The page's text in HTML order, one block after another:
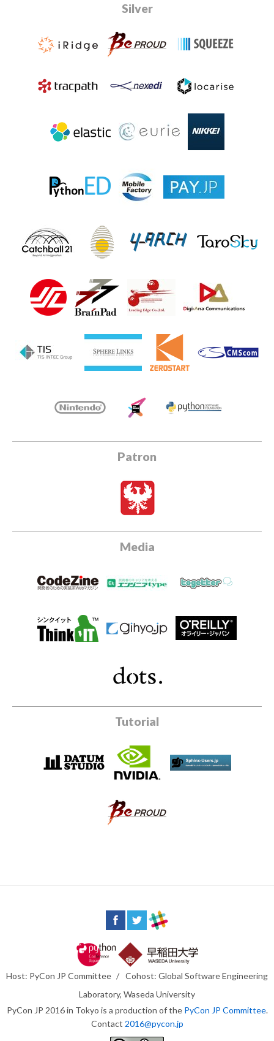
Silver
Patron
Media
Tutorial
Host: PyCon JP Committee /
Cohost: Global Software Engineering
Laboratory, Waseda University
PyCon JP 2016 in Tokyo is a production of the PyCon JP Committee.
Contact 2016@pycon.jp